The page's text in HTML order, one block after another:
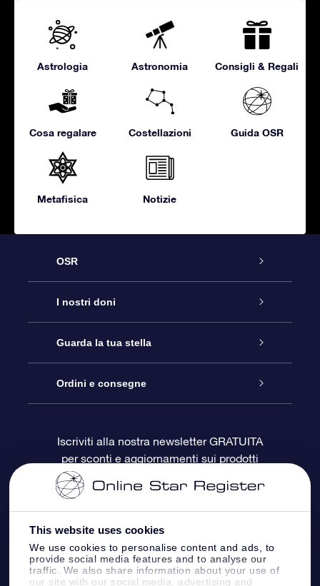
This website uses cookies
We use cookies to personalise content and ads, to
provide social media features and to analyse our
traffic. We also share information about your use of
our site with our social media, advertising and
Astrologia Astronomia Consigli & Regali
Cosa regalare Costellazioni Guida OSR
Metafisica Notizie
OSR
Assistenza
Contattaci
Blog
OSR Recensioni
I nostri doni
Online Star Gift
Pacchetto regalo OSR
Gift Card OSR
Doni aziendali
Guarda la tua stella
Registro stellare
Star Page personalizzata
One Million Stars
OSR Starsaver
App VR ‘Fly me to the stars’
Ordini e consegne
Informazioni di Pagamento
Politica di reso
Costellazioni
Iscriviti alla nostra newsletter GRATUITA
per sconti e aggiornamenti sui prodotti